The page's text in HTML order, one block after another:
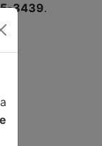
3439.